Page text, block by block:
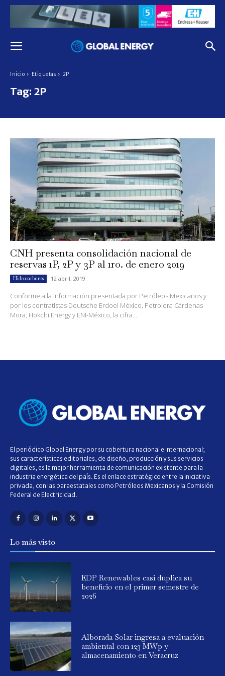
Inicio Etiquetas 2P
Tag: 2P
CNH presenta consolidación nacional de
reservas 1P, 2P y 3P al 1ro. de enero 2019
Hidrocarburos 12 abril, 2019
Conforme a la información presentada por Petróleos Mexicanos y
por los contratistas Deutsche Erdoel México, Petrolera Cárdenas
Mora, Hokchi Energy y ENI-México, la cifra...
El periódico Global Energy por su cobertura nacional e internacional;
sus características editoriales, de diseño, producción y sus servicios
digitales, es la mejor herramienta de comunicación existente para la
industria energética del país. Es el enlace estratégico entre la iniciativa
privada, con las paraestatales como Petróleos Mexicanos y la Comisión
Federal de Electricidad.
Lo más visto
EDP Renewables casi duplica su
beneficio en el primer semestre de
2026
Alborada Solar ingresa a evaluación
ambiental con 123 MWp y
almacenamiento en Veracruz